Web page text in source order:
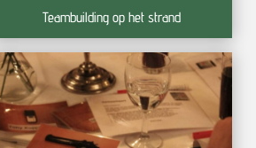
Teambuilding op het strand